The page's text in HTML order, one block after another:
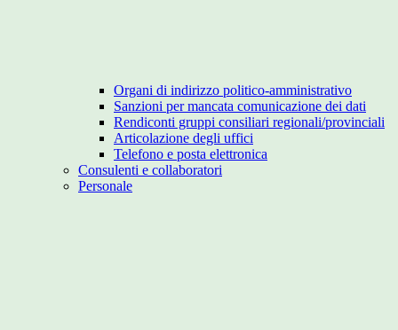
Organi di indirizzo politico-amministrativo
Sanzioni per mancata comunicazione dei dati
Rendiconti gruppi consiliari regionali/provinciali
Articolazione degli uffici
Telefono e posta elettronica
Consulenti e collaboratori
Personale